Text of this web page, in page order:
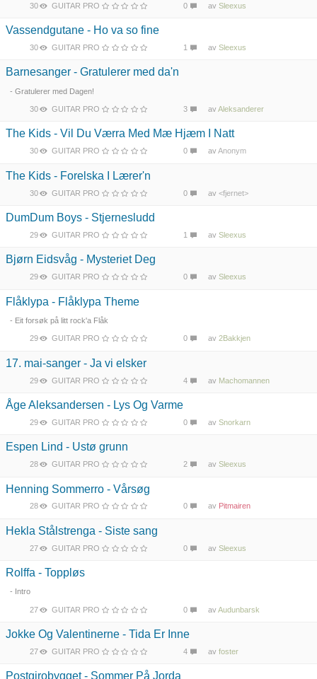
30 GUITAR PRO 0 avSleexus
Vassendgutane - Ho va so fine
30 GUITAR PRO 1 avSleexus
Barnesanger - Gratulerer med da'n
- Gratulerer med Dagen!
30 GUITAR PRO 3 avAleksanderer
The Kids - Vil Du Værra Med Mæ Hjæm I Natt
30 GUITAR PRO 0 avAnonym
The Kids - Forelska I Lærer'n
30 GUITAR PRO 0 av<fjernet>
DumDum Boys - Stjernesludd
29 GUITAR PRO 1 avSleexus
Bjørn Eidsvåg - Mysteriet Deg
29 GUITAR PRO 0 avSleexus
Flåklypa - Flåklypa Theme
- Eit forsøk på litt rock'a Flåk
29 GUITAR PRO 0 av2Bakkjen
17. mai-sanger - Ja vi elsker
29 GUITAR PRO 4 av Machomannen
Åge Aleksandersen - Lys Og Varme
29 GUITAR PRO 0 avSnorkarn
Espen Lind - Ustø grunn
28 GUITAR PRO 2 avSleexus
Henning Sommerro - Vårsøg
28 GUITAR PRO 0 av Pitmairen
Hekla Stålstrenga - Siste sang
27 GUITAR PRO 0 avSleexus
Rolffa - Toppløs
- Intro
27 GUITAR PRO 0 avAudunbarsk
Jokke Og Valentinerne - Tida Er Inne
27 GUITAR PRO 4 avfoster
Postgirobygget - Sommer På Jorda